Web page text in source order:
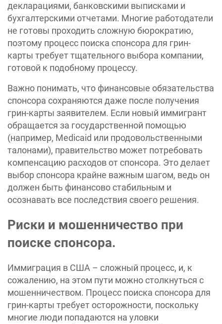
декларациями, банковскими выписками и
бухгалтерскими отчетами. Многие работодатели
не готовы проходить сложную бюрократию,
поэтому процесс поиска спонсора для грин-
карты требует тщательного выбора компании,
готовой к подобному процессу.
Важно понимать, что финансовые обязательства
спонсора сохраняются даже после получения
грин-карты заявителем. Если новый иммигрант
обращается за государственной помощью
(например, Medicaid или продовольственными
талонами), правительство может потребовать
компенсацию расходов от спонсора. Это делает
выбор спонсора крайне важным шагом, ведь он
должен быть финансово стабильным и
осознавать все последствия своего решения.
Риски и мошенничество при
поиске спонсора.
Иммиграция в США – сложный процесс, и, к
сожалению, на этом пути можно столкнуться с
мошенничеством. Процесс поиска спонсора для
грин-карты требует осторожности, поскольку
многие люди попадаются на уловки